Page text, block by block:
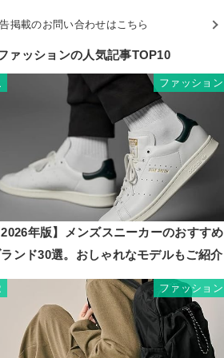
掲載のお問い合わせはこちら
ァッションの人気記事TOP10
ファッション
年版】メンズスニーカーのおすすめ
ンド30選。おしゃれなモデルもご紹介
ファッション